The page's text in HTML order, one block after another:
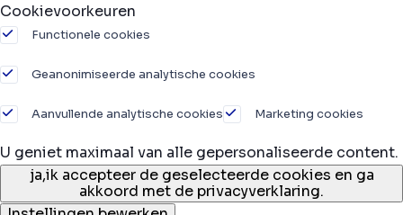
Cookievoorkeuren
Functionele cookies
Geanonimiseerde analytische cookies
Aanvullende analytische cookies Marketing cookies
U geniet maximaal van alle gepersonaliseerde content.
ja,ik accepteer de geselecteerde cookies en ga
akkoord met de privacyverklaring.